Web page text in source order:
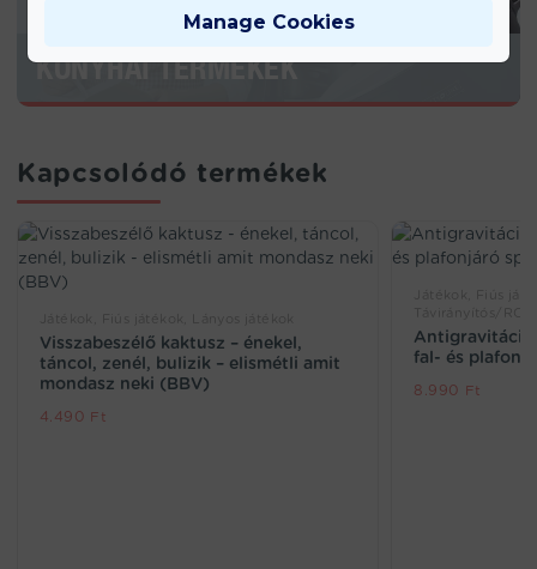
KONYHAI TERMÉKEK
Kapcsolódó termékek
Visszabeszélő kaktusz – énekel,
táncol, zenél, bulizik – elismétli amit
mondasz neki (BBV)
4.490 Ft
fal- és
8.990 Ft
Manage Cookies